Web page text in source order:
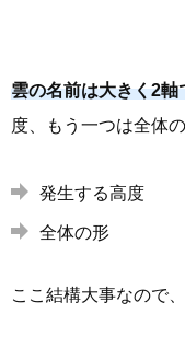
雲の名前は大きく2軸
度、もう一つは全体の
発生する高度
全体の形
ここ結構大事なので